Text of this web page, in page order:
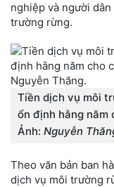
nghiệp và người
trường rừng.
Tiền dịch vụ môi
ổn định hằng năm
Ảnh: Nguyễn
Theo văn bản ban
dịch vụ môi trường